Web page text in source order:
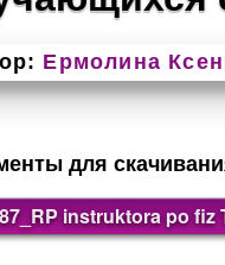
Ермолина
для
instruktora po fiz